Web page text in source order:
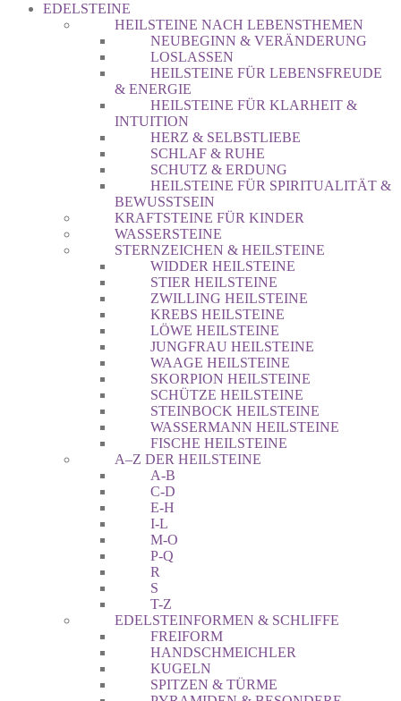
EDELSTEINE
HEILSTEINE NACH LEBENSTHEMEN
NEUBEGINN & VERÄNDERUNG
LOSLASSEN
HEILSTEINE FÜR LEBENSFREUDE
& ENERGIE
HEILSTEINE FÜR KLARHEIT &
INTUITION
HERZ & SELBSTLIEBE
SCHLAF & RUHE
SCHUTZ & ERDUNG
HEILSTEINE FÜR SPIRITUALITÄT &
BEWUSSTSEIN
KRAFTSTEINE FÜR KINDER
WASSERSTEINE
STERNZEICHEN & HEILSTEINE
WIDDER HEILSTEINE
STIER HEILSTEINE
ZWILLING HEILSTEINE
KREBS HEILSTEINE
LÖWE HEILSTEINE
JUNGFRAU HEILSTEINE
WAAGE HEILSTEINE
SKORPION HEILSTEINE
SCHÜTZE HEILSTEINE
STEINBOCK HEILSTEINE
WASSERMANN HEILSTEINE
FISCHE HEILSTEINE
A–Z DER HEILSTEINE
A-B
C-D
E-H
I-L
M-O
P-Q
R
S
T-Z
EDELSTEINFORMEN & SCHLIFFE
FREIFORM
HANDSCHMEICHLER
KUGELN
SPITZEN & TÜRME